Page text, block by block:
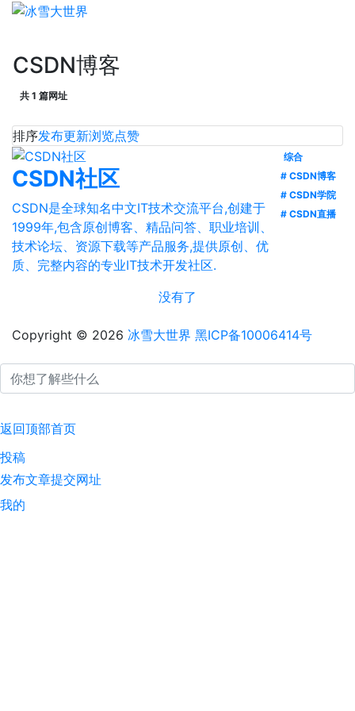
CSDN博客
共 1 篇网址
排序发布更新浏览点赞
CSDN社区
CSDN是全球知名中文IT技术交流平台,创建于
1999年,包含原创博客、精品问答、职业培训、
技术论坛、资源下载等产品服务,提供原创、优
质、完整内容的专业IT技术开发社区.
综合
# CSDN博客
# CSDN学院
# CSDN直播
没有了
Copyright © 2026 冰雪大世界 黑ICP备10006414号
返回顶部首页
投稿
发布文章提交网址
我的